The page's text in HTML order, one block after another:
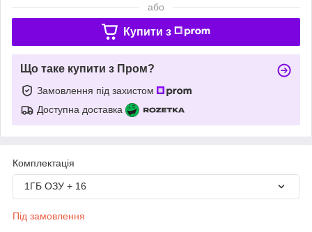
або
Купити з
Що таке купити з Пром?
Замовлення під захистом
Доступна доставка
Комплектація
1ГБ ОЗУ + 16
Під замовлення